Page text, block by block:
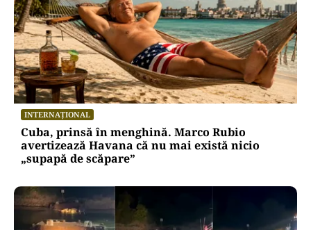
HOROSCOP
Ziua de 8.08, cea mai puternică din an pentru
dorințe. Ritualul simplu de manifestare